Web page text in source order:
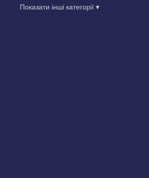
Показати інші категорії ▾